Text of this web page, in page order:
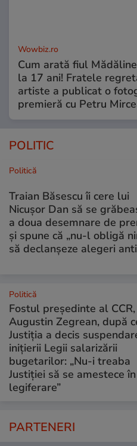
Wowbiz.ro
Cum arată fiul
la 17 ani! Fratele
artiste a publicat o
premieră cu Petru
POLITIC
Politică
Traian Băsescu îi cere lui
Nicușor Dan să se
a doua desemnare de
și spune că „nu-l obligă
să declanșeze alegeri
Politică
Fostul președinte al CCR,
Augustin Zegrean, după
Justiția a decis
inițierii Legii salarizării
bugetarilor: „Nu-i treaba
Justiției să se amestece în
legiferare”
PARTENERI